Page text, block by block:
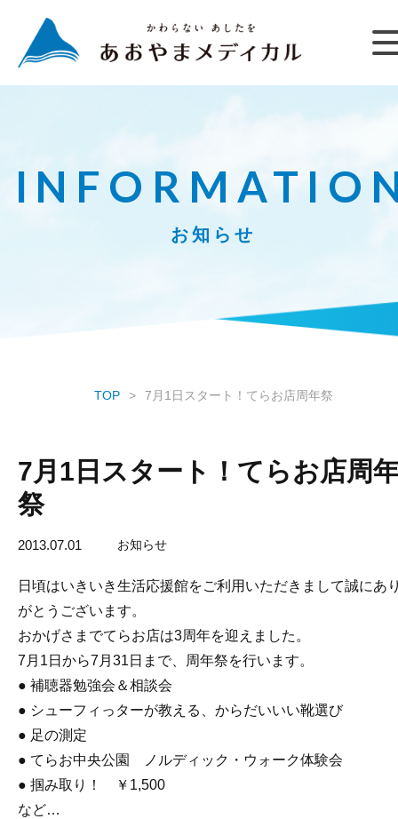
お知らせ
TOP 7月1日スタート！てらお店周年祭
7月1日スタート！てらお店周
祭
2013.07.01 お知らせ
日頃はいきいき生活応援館をご利用いただきまして誠にあ
がとうございます。
おかげさまでてらお店は3周年を迎えました。
7月1日から7月31日まで、周年祭を行います。
● 補聴器勉強会＆相談会
● シューフィっターが教える、からだいいい靴選び
● 足の測定
● てらお中央公園 ノルディック・ウォーク体験会
● 掴み取り！ ￥1,500
など…